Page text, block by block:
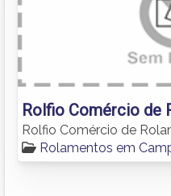
Rolfio Comércio de
Rolfio Comércio de
Rolamentos em